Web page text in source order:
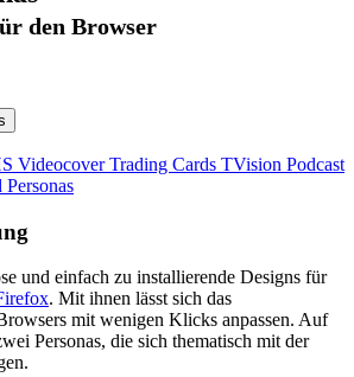
den Browser
VideocoverTrading Cards TVision Podcast
Personas
und einfach zu installierende Designs für
. Mit ihnen lässt sich das
mit wenigen Klicks anpassen. Auf
Personas, die sich thematisch mit der